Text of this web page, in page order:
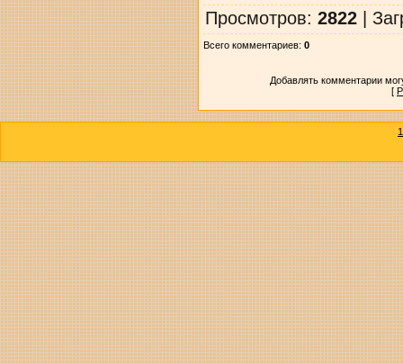
Просмотров: 2822|
Всего комментариев: 0
Добавлять комментарии
[